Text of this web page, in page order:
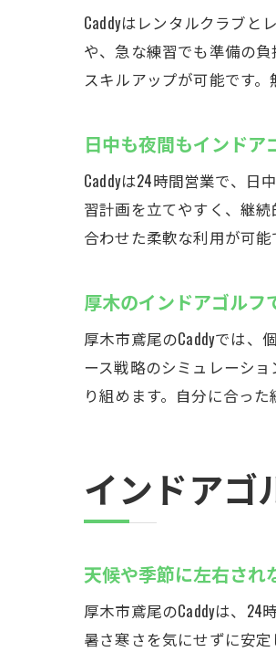
Caddyはレンタルクラブ
や、急な練習でも準備の
スキルアップが可能です
日中も夜間もインドア
Caddyは24時間営業で、
習計画を立てやすく、継
合わせた柔軟な利用が可能
厚木のインドアゴルフ
厚木市鳶尾のCaddyでは
ース戦略のシミュレーシ
り組めます。自分に合っ
インドアゴ
天候や季節に左右され
厚木市鳶尾のCaddyは、
暑さ寒さを気にせずに安